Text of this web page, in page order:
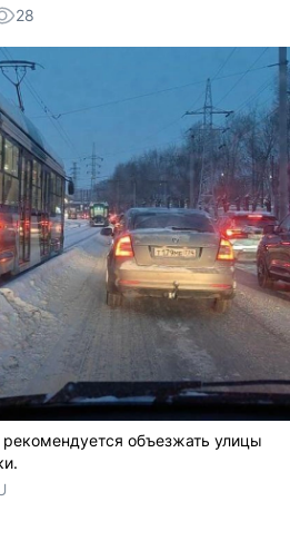
28
объезжать улицы